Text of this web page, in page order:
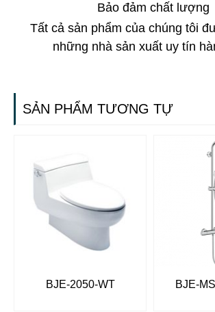
Bảo đảm chất lượng
Tất cả sản phẩm của chúng tôi
những nhà sản xuất uy tín
SẢN PHẨM TƯƠNG TỰ
BJE-2050-WT BJE-